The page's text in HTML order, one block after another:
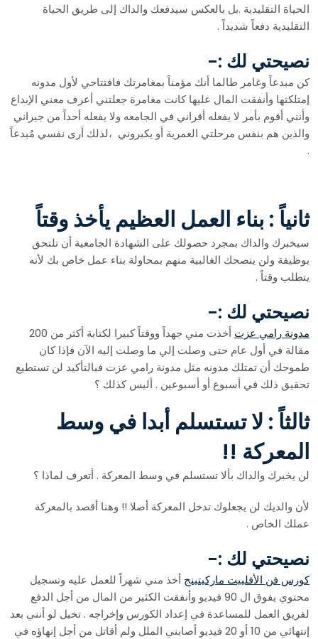
الحياة التقليدية .بل بالعكس سيدفعك والداك إلى طريق الحياة
التقليدية دفعاً شديداً .
نصيحتي لك :-
كن مبدعاً وغامر طالما أنك مؤمناً بمغامرتك فافتتاحي لأول مدونه
إمتلكتها وأنفقت المال عليها كانت مغامرة جعلتني أعرف معني الإبداع
وأنني أقوم بأمر لا يفعله أقراني في الجامعه ولا يفعله أحداً من جيراني
والذين هم بنفس مرحلتي العمرية أو يكبروني ،لذلك أرى نفسي مُبدعاً
.
ثانياً : بناء العمل العظيم يأخذ وقتاً
سيخبرك والداك بمجرد حصولك على الشهادة الجامعية أن تلتحق
بوظيفة ولن ينصحك الغالبية منهم بمحاولة بناء عمل خاص بك لأنه
يتطلب وقتاً .
نصيحتي لك :-
مدونة رامي عزت
أخذت مني جهداً ووقتاً كبيرا لكتابة أكثر من 200
مقالة في أول عام حتى وصلت إلي ما وصلت إليه الآن فإذا كان
طموحك أن تمتلك مدونه مثل مدونة رامي عزت فبالتأكيد لن تستطيع
تحقيق ذلك في أسبوع أو أسبوعين . أليس كذلك ؟
ثالثاً : لا تستسلم أبدا في وسط
المعركة !!
لن يخبرك والداك بألا تستسلم في وسط المعركة . أتعرف لماذا ؟
لأن والديك لن يجعلوك تدخل المعركة أصلا !! وهنا أقصد بالمعركة
عملك الخاص .
نصيحتي لك :-
كورس فن الأفلييت ماركيتينج أخذ مني شهراً للعمل عليه وتسجيل
محتوي يفوق ال 90 فيديو وأنفقت الكثير من المال من أجل الدفع
لفريق العمل للمساعدة في إعداد الكورس وإخراجه . تخيل لو أنني بعد
إنتهائي من 10 أو 20 فيديو أصابني الملل ولم أقاتل من أجل إنهاؤه في